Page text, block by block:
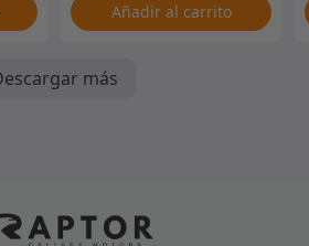
Añadir al carrito
más